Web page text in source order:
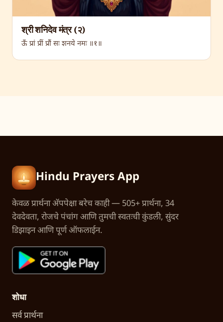
श्री शनिदेव मंत्र (२)
ऊँ प्रां प्रीं प्रौं सः शनये नमः ॥१॥
Hindu Prayers App
केवळ प्रार्थना अ‍ॅपपेक्षा बरेच काही — 505+ प्रार्थना, 34
देवदेवता, रोजचे पंचांग आणि तुमची स्वतःची कुंडली, सुंदर
डिझाइन आणि पूर्ण ऑफलाईन.
शोधा
सर्व प्रार्थना